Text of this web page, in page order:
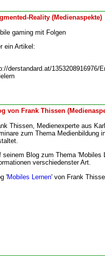
Reality (Medienaspekte)
gaming mit Folgen
ein Artikel:
derstandard.at/1353208916976/
von Frank Thissen
Thissen, Medienexperte aus
zum Thema Medienbildung
seinem Blog zum Thema 'Mobiles
verschiedenster Art.
'Mobiles Lernen' von Frank